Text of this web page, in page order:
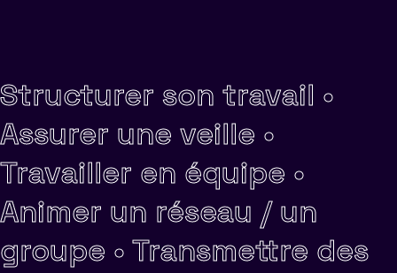
Structurer son travail •
Assurer une veille •
Travailler en équipe •
Animer un réseau / un
groupe • Transmettre des